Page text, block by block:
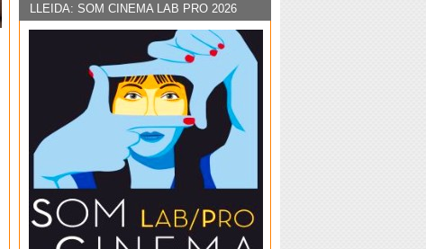
LLEIDA: SOM CINEMA LAB PRO 2026